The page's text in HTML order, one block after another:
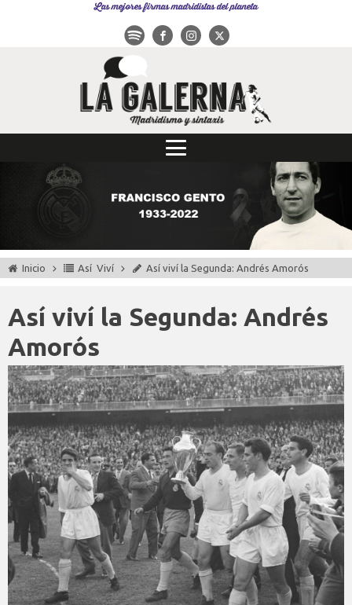
Las mejores firmas madridistas del planeta
Inicio Así Viví Así viví la Segunda: Andrés Amorós
Así viví la Segunda: Andrés
Amorós